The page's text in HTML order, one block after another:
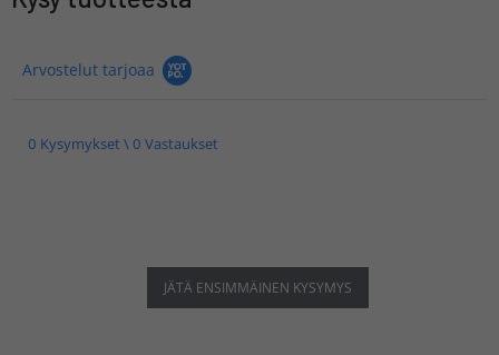
Arvostelut tarjoaa
0 Kysymykset \ 0 Vastaukset
JÄTÄ ENSIMMÄINEN KYSYMYS